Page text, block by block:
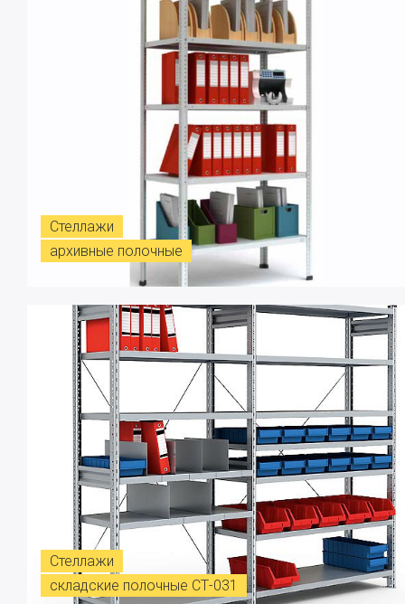
Стеллажи
архивные полочные
Стеллажи
складские полочные СТ-031